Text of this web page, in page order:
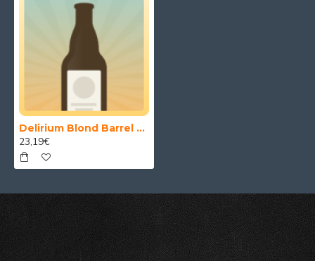
Delirium Blond Barrel Aged 75 cl.
23,19€